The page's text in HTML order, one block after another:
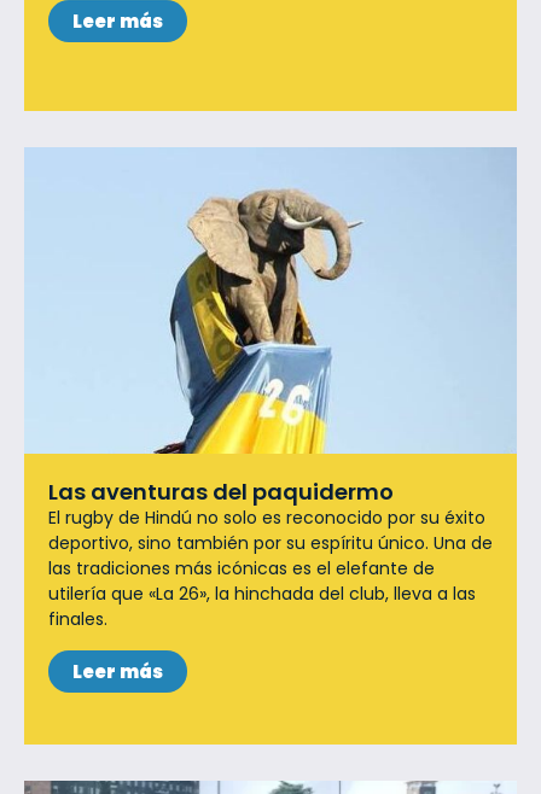
Leer más
Las aventuras del paquidermo
El rugby de Hindú no solo es reconocido por su éxito
deportivo, sino también por su espíritu único. Una de
las tradiciones más icónicas es el elefante de
utilería que «La 26», la hinchada del club, lleva a las
finales.
Leer más